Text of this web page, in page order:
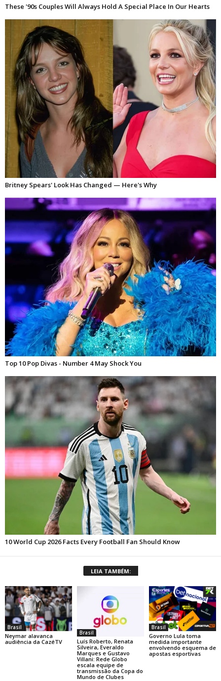
LEIA TAMBÉM:
Brasil
Neymar alavanca
audiência da CazéTV
Brasil
Luís Roberto, Renata
Silveira, Everaldo
Marques e Gustavo
Villani: Rede Globo
escala equipe de
transmissão da Copa do
Mundo de Clubes
Brasil
Governo Lula toma
medida importante
envolvendo esquema de
apostas esportivas